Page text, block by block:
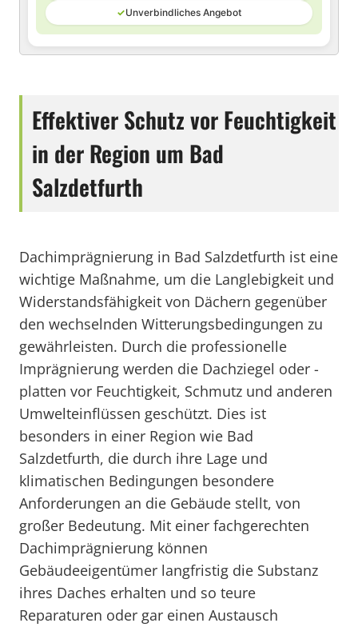
✓Unverbindliches Angebot
Effektiver Schutz vor Feuchtigkeit
in der Region um Bad
Salzdetfurth
Dachimprägnierung in Bad Salzdetfurth ist eine
wichtige Maßnahme, um die Langlebigkeit und
Widerstandsfähigkeit von Dächern gegenüber
den wechselnden Witterungsbedingungen zu
gewährleisten. Durch die professionelle
Imprägnierung werden die Dachziegel oder -
platten vor Feuchtigkeit, Schmutz und anderen
Umwelteinflüssen geschützt. Dies ist
besonders in einer Region wie Bad
Salzdetfurth, die durch ihre Lage und
klimatischen Bedingungen besondere
Anforderungen an die Gebäude stellt, von
großer Bedeutung. Mit einer fachgerechten
Dachimprägnierung können
Gebäudeeigentümer langfristig die Substanz
ihres Daches erhalten und so teure
Reparaturen oder gar einen Austausch